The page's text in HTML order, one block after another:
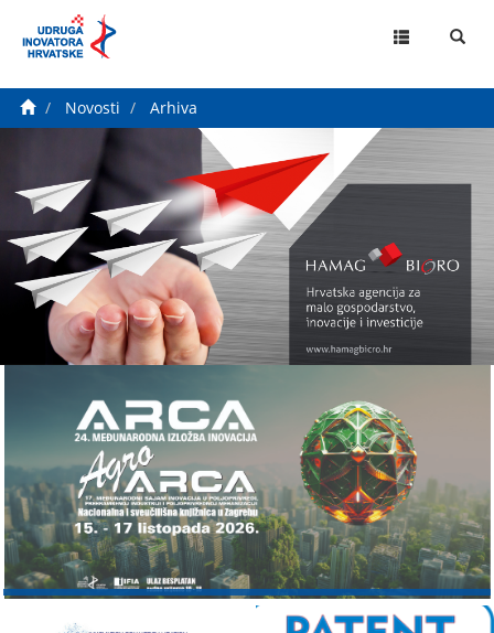
MENU
Novosti Arhiva